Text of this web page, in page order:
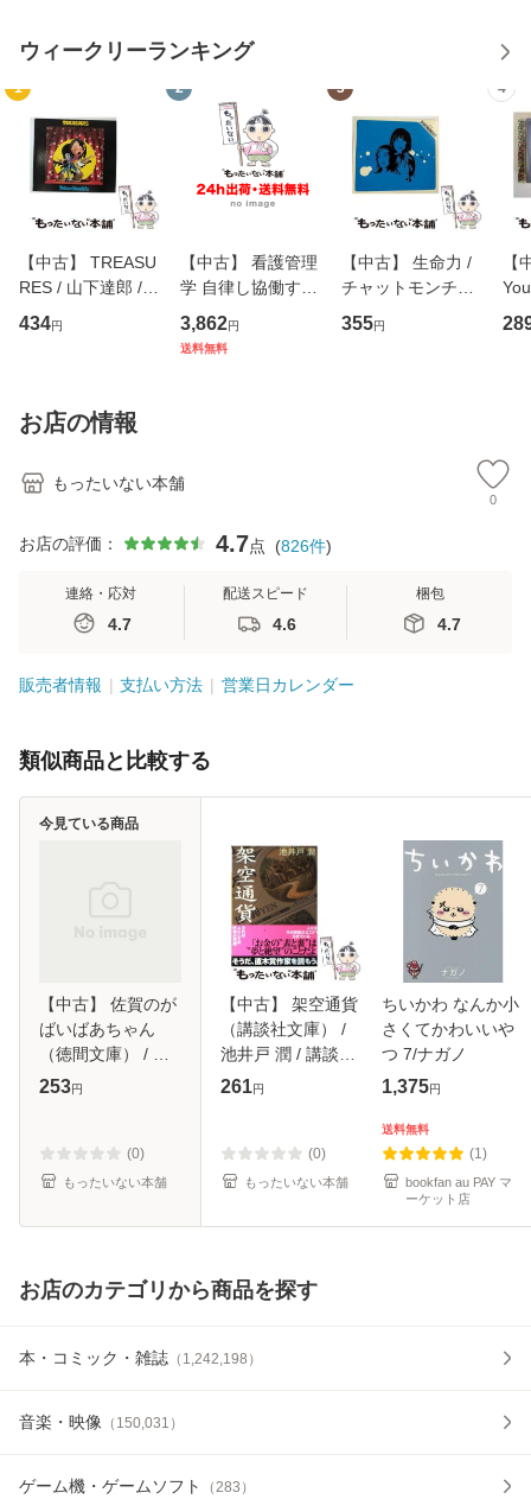
ウィークリーランキング
1
【中古】 TREASU
RES / 山下達郎 /
イーストウエス
ト・ジャパン [CD]
434円
2
【中古】 看護管理
学 自律し協働する
専門職の看護マネ
ジメントスキル 改
3,862円
送料無料
3
【中古】 生命力 /
チャットモンチー /
キューンレコード
[CD]【メール便送
355円
4
【
のが
お店の情報
もったいない本舗
0
お店の評価： 4.7点 (826件)
連絡・応対
4.7
配送スピード
4.6
梱包
4.7
販売者情報 支払い方法 営業日カレンダー
類似商品と比較する
【中古】 佐賀のが
ばいばあちゃん
（徳間文庫） / 島
田 洋七 / 徳間書店
253円
(0)
もったいない本舗
今見ている商品
【中古】 架空通貨
（講談社文庫） /
池井戸 潤 / 講談社
[文庫]【メール便送
261円
(0)
もったいない本舗
ちいかわ なんか小
さくてかわいいや
つ 7/ナガノ
1,375円
送料無料
(1)
bookfan au PAY マ
ーケット店
お店のカテゴリから商品を探す
本・コミック・雑誌 （ 1,242,198 ）
音楽・映像 （ 150,031 ）
ゲーム機・ゲームソフト （283 ）